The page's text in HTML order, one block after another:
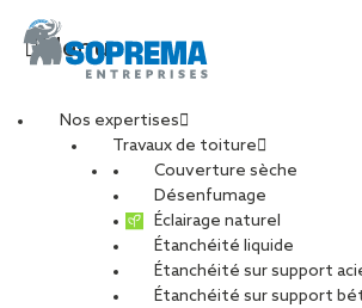
Menu
Nos expertises
Travaux de toiture
Couverture sèche
Désenfumage
Éclairage naturel
Étanchéité liquide
Étanchéité sur support
Étanchéité sur support
PARTAGER